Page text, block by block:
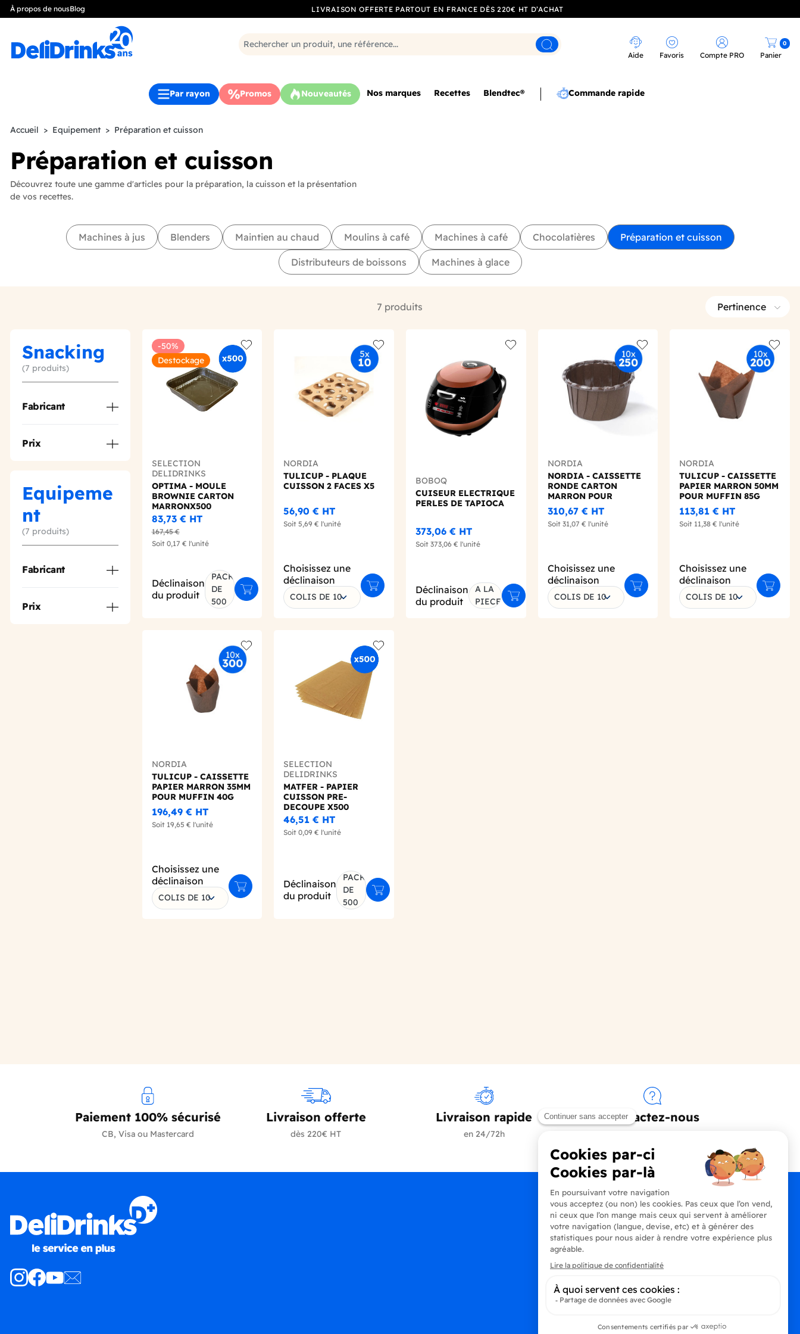
À propos de nousBlog LIVRAISON OFFERTE PARTOUT EN FRANCE DÈS 220€ HT D’ACHAT
Rechercher
Aide Favoris Compte PRO Panier
0
Par rayon Promos Nouveautés Nos marques Recettes Blendtec® Commande rapide
Accueil Equipement Préparation et cuisson
Préparation et cuisson
Découvrez toute une gamme d'articles pour la préparation, la cuisson et la présentation
de vos recettes.
Machines à jus Blenders Maintien au chaud Moulins à café Machines à café Chocolatières Préparation et cuisson
Distributeurs de boissons Machines à glace
7 produits Pertinence
Snacking
(7 produits)
Fabricant
Prix
Equipeme
nt
(7 produits)
Fabricant
Prix
-50%
Destockage
Add to wishlist
SELECTION
DELIDRINKS
OPTIMA - MOULE
BROWNIE CARTON
MARRONX500
83,73 € HT
167,45 €
Soit 0,17 € l'unité
Déclinaison
du produit
PACK
DE
500
Ajouter au panier
Add to wishlist
NORDIA
TULICUP - PLAQUE
CUISSON 2 FACES X5
56,90 € HT
Soit5,69 € l'unité
Choisissez une
déclinaison
COLIS DE 10
Ajouter au panier
BOBOQ
CUISEUR ELECTRIQUE
PERLES DE TAPIOCA
373,06 € HT
Soit 373,06 € l'unité
Déclinaison
du produit
A LA
PIECE
Ajouter au panier
Add to wishlist
NORDIA
NORDIA - CAISSETTE
RONDE CARTON
MARRON POUR
CUISSON X250
310,67 € HT
Soit 31,07 € l'unité
Choisissez une
déclinaison
COLIS DE 10
Ajouter au panier
Add
NORDIA
TULICUP - CAISSETTE
PAPIER MARRON 50MM
POUR MUFFIN 85G
X200
113,81 € HT
Soit 11,38 € l'unité
Choisissez une
déclinaison
COLIS DE 10
Ajouter
Add to wishlist
NORDIA
TULICUP - CAISSETTE
PAPIER MARRON 35MM
POUR MUFFIN 40G
X300
196,49 € HT
Soit 19,65 € l'unité
Choisissez une
déclinaison
COLIS DE 10
Ajouter au panier
Add to wishlist
SELECTION
DELIDRINKS
MATFER - PAPIER
CUISSON PRE-
DECOUPE X500
46,51 € HT
Soit0,09 € l'unité
Déclinaison
du produit
PACK
DE
500
Ajouter au panier
Paiement 100% sécurisé
CB, Visa ou Mastercard
Livraison offerte
dès 220€ HT
Livraison rapide
en 24/72h
Contactez-nous